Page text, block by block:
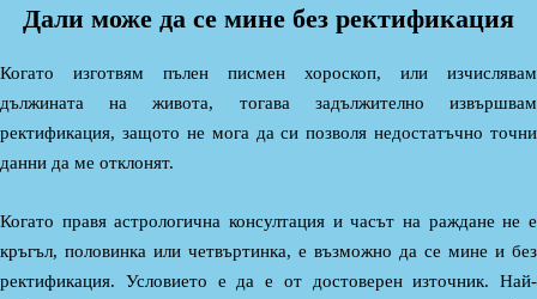
Дали може да се мине без ректификация
Когато изготвям пълен писмен хороскоп, или изчислявам
дължината на живота, тогава задължително извършвам
ректификация, защото не мога да си позволя недостатъчно точни
данни да ме отклонят.
Когато правя астрологична консултация и часът на раждане не е
кръгъл, половинка или четвъртинка, е възможно да се мине и без
ректификация. Условието е да е от достоверен източник. Най-